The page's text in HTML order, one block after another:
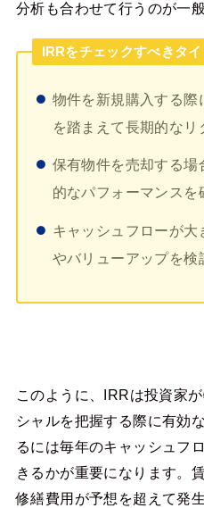
分析も合わせて行うのが一般
IRRをチェックすべきタ
物件を新規購入する
を踏まえて長期的なリ
保有物件を売却する
的なパフォーマンスを
キャッシュフローが
やバリューアップを検
このように、IRRは投資家
シャルを把握する際に有効
るには毎年のキャッシュフ
きるかが重要になります。
修繕費用が予想を超えて発